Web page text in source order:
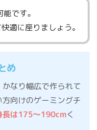
です。
適に座りましょう。
め
なり幅広で作られて
向けのゲーミングチ
長は175〜190cmく